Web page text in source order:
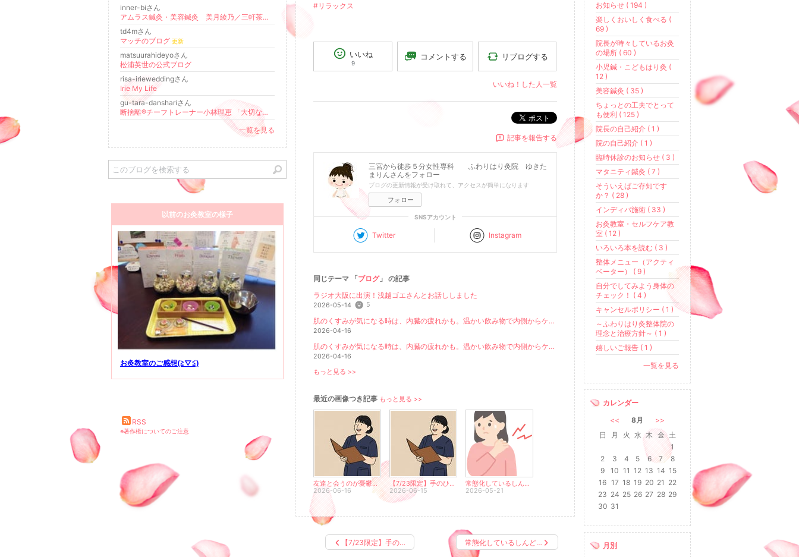
#リラックス
いいね
9
コメントする リブログする
いいね！した人一覧
ポスト
記事を報告する
三宮から徒歩５分女性専科 ふわりはり灸院 ゆきた
まりんさんをフォロー
ブログの更新情報が受け取れて、アクセスが簡単になります
フォロー
SNSアカウント
Twitter Instagram
同じテーマ 「ブログ」 の記事
ラジオ大阪に出演！浅越ゴエさんとお話ししました
2026-05-14 5
肌のくすみが気になる時は、内臓の疲れかも。温かい飲み物で内側からケアを。
2026-04-16
肌のくすみが気になる時は、内臓の疲れかも。温かい飲み物で内側からケアを。
2026-04-16
もっと見る >>
最近の画像つき記事 もっと見る >>
友達と会うのが憂鬱？鏡を見てハッとしたら、美容鍼！
2026-06-16
【7/23限定】手のひら3分でわかる体内ミネラル測定会
2026-06-15
常態化しているしんどさから、羽の生えたような軽さのからだを取り戻しませんか？
2026-05-21
【7/23限定】手の… 常態化しているしんど…
inner-biさん
アムラス鍼灸・美容鍼灸 美月綾乃／三軒茶屋・美容鍼・小顔矯正・アンチエイジング・骨盤矯正・ダイエット・子宝鍼・不妊治療
td4mさん
マッチのブログ 更新
matsuurahideyoさん
松浦英世の公式ブログ
risa-irieweddingさん
Irie My Life
gu-tara-danshariさん
断捨離®チーフトレーナー小林理恵 「大切なことはすべて日常のなかにある」
一覧を見る
以前のお灸教室の様子
お灸教室のご感想(≧▽≦)
RSS
※著作権についてのご注意
お知らせ ( 194 )
楽しくおいしく食べる (
69 )
院長が時々しているお灸
の場所 ( 60 )
小児鍼・こどもはり灸 (
12 )
美容鍼灸 ( 35 )
ちょっとの工夫でとって
も便利 ( 125 )
院長の自己紹介 ( 1 )
院の自己紹介 ( 1 )
臨時休診のお知らせ ( 3 )
マタニティ鍼灸 ( 7 )
そういえばご存知です
か？ ( 28 )
インディバ施術 ( 33 )
お灸教室・セルフケア教
室 ( 12 )
いろいろ本を読む ( 3 )
整体メニュー（アクティ
ベーター） ( 9 )
自分でしてみよう身体の
チェック！ ( 4 )
キャンセルポリシー ( 1 )
～ふわりはり灸整体院の
理念と治療方針～ ( 1 )
嬉しいご報告 ( 1 )
一覧を見る
カレンダー
<<
8月
>>
日
月 火 水 木 金 土
1
2
3 4 5 6 7
8
9
10 11 12 13 14 15
16 17 18 19 20 21 22
23 24 25 26 27 28 29
30 31
月別